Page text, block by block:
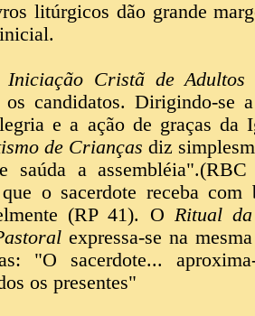
litúrgicos dão grande
Iniciação Cristã de Adultos
os candidatos. Dirigindo-se
e a ação de graças
de Crianças diz
saúda a
o sacerdote receba
(RP 41). O Ritual
expressa-se na
"O sacerdote...
os presentes"